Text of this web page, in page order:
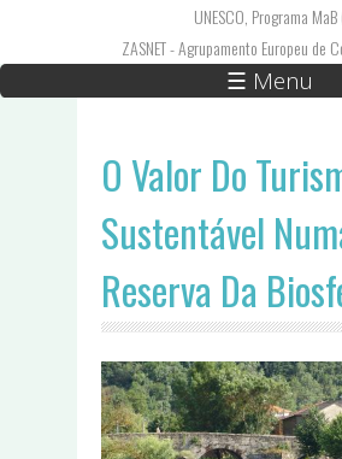
UNESCO, Programa
ZASNET - Agrupamento Europeu de
☰ Menu
O Valor Do
Sustentável
Reserva Da